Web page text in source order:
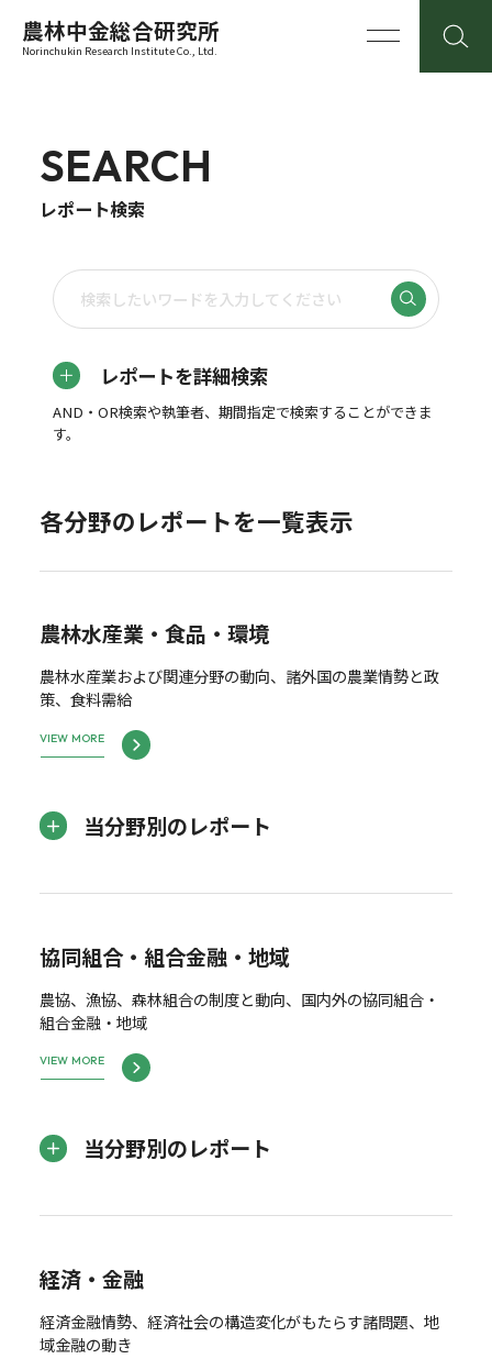
農林中金総合研究所
Norinchukin Research Institute Co., Ltd.
SEARCH
レポート検索
レポートを詳細検索
AND・OR検索や執筆者、期間指定で検索することができま
す。
各分野のレポートを一覧表示
農林水産業・食品・環境
農林水産業および関連分野の動向、諸外国の農業情勢と政
策、食料需給
VIEW MORE
当分野別のレポート
協同組合・組合金融・地域
農協、漁協、森林組合の制度と動向、国内外の協同組合・
組合金融・地域
VIEW MORE
当分野別のレポート
経済・金融
経済金融情勢、経済社会の構造変化がもたらす諸問題、地
域金融の動き